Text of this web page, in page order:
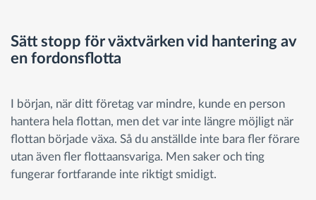
Sätt stopp för växtvärken vid hantering av
en fordonsflotta
I början, när ditt företag var mindre, kunde en person
hantera hela flottan, men det var inte längre möjligt när
flottan började växa. Så du anställde inte bara fler förare
utan även fler flottaansvariga. Men saker och ting
fungerar fortfarande inte riktigt smidigt.